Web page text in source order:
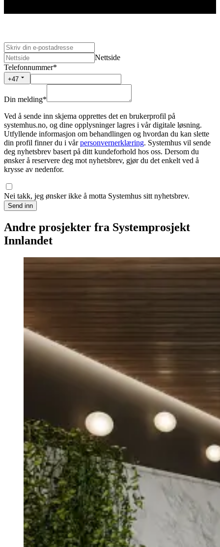
Nettside
Telefonnummer*
+47
Din melding*
Ved å sende inn skjema opprettes det en brukerprofil på
systemhus.no, og dine opplysninger lagres i vår digitale løsning.
Utfyllende informasjon om behandlingen og hvordan du kan slette
din profil finner du i vår personvernerklæring. Systemhus vil sende
deg nyhetsbrev basert på ditt kundeforhold hos oss. Dersom du
ønsker å reservere deg mot nyhetsbrev, gjør du det enkelt ved å
krysse av nedenfor.
Nei takk, jeg ønsker ikke å motta Systemhus sitt nyhetsbrev.
Send inn
Andre prosjekter fra Systemprosjekt
Innlandet